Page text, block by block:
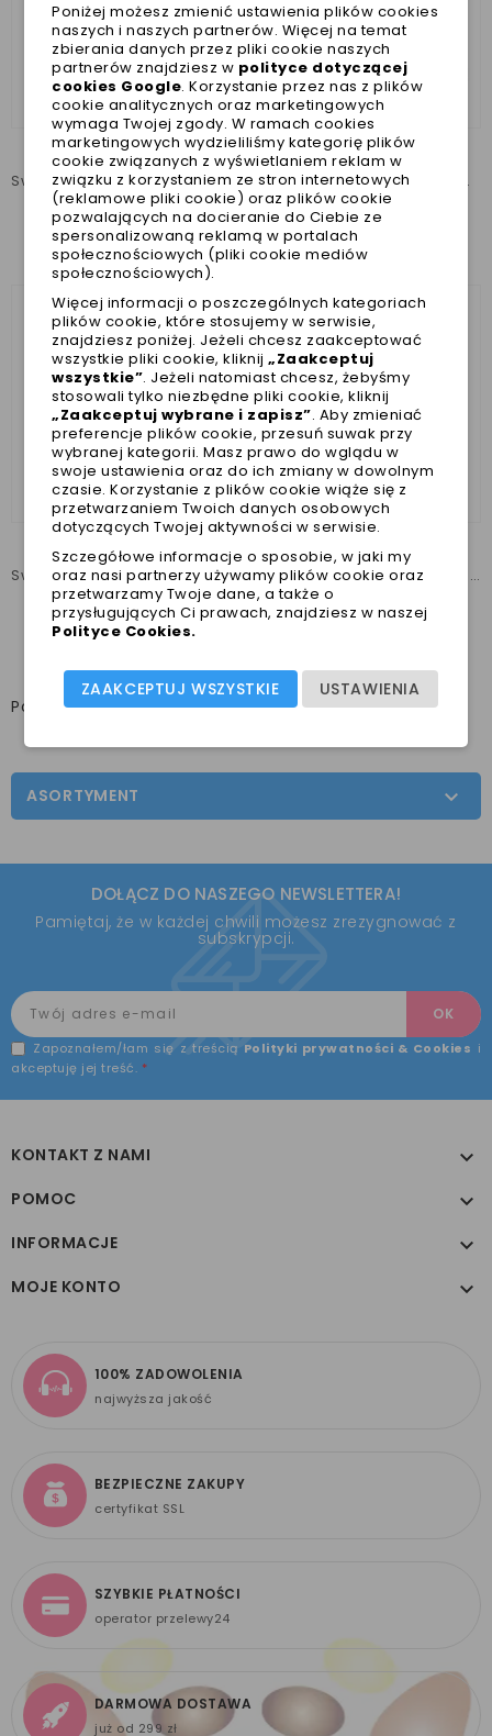
Sweterek dla psa JOHN r. M limitowana edycja Stellare
225,00 zł
Najniższa cena w ciągu
ostatnich 30 dni : 225,00 zł
Szelki dla psa z kokardką limitowana edycja Stellare
219,00 zł
Najniższa cena w ciągu
ostatnich 30 dni :
Sweter dla psa DIAMOND r.M kolekcja limitowana Stellare
199,00 zł
Najniższa cena w ciągu
Bluza dla psa BUTTERFLY r. M z limitowanej edycji Stellare
219,00 zł
Pokazano 1-8 z 8 pozycji
ASORTYMENT 
DOŁĄCZ DO NASZEGO NEWSLETTERA!
Pamiętaj, że w każdej chwili możesz zrezygnować z
subskrypcji.
Zapoznałem/łam się z treścią Polityki prywatności & Cookies i
akceptuję jej treść. *
KONTAKT Z NAMI 
POMOC 
INFORMACJE 
MOJE KONTO 
100% ZADOWOLENIA
najwyższa jakość
BEZPIECZNE ZAKUPY
certyfikat SSL
SZYBKIE PŁATNOŚCI
operator przelewy24
DARMOWA DOSTAWA
już od 299 zł
Poniżej możesz zmienić ustawienia plików cookies
naszych i naszych partnerów. Więcej na temat
zbierania danych przez pliki cookie naszych
partnerów znajdziesz w polityce dotyczącej
cookies Google. Korzystanie przez nas z plików
cookie analitycznych oraz marketingowych
wymaga Twojej zgody. W ramach cookies
marketingowych wydzieliliśmy kategorię plików
cookie związanych z wyświetlaniem reklam w
związku z korzystaniem ze stron internetowych
(reklamowe pliki cookie) oraz plików cookie
pozwalających na docieranie do Ciebie ze
spersonalizowaną reklamą w portalach
społecznościowych (pliki cookie mediów
społecznościowych).
Więcej informacji o poszczególnych kategoriach
plików cookie, które stosujemy w serwisie,
znajdziesz poniżej. Jeżeli chcesz zaakceptować
wszystkie pliki cookie, kliknij„Zaakceptuj
wszystkie”. Jeżeli natomiast chcesz, żebyśmy
stosowali tylko niezbędne pliki cookie, kliknij
„Zaakceptuj wybrane i zapisz”. Aby zmieniać
preferencje plików cookie, przesuń suwak przy
wybranej kategorii. Masz prawo do wglądu w
swoje ustawienia oraz do ich zmiany w dowolnym
czasie. Korzystanie z plików cookie wiąże się z
przetwarzaniem Twoich danych osobowych
dotyczących Twojej aktywności w serwisie.
Szczegółowe informacje o sposobie, w jaki my
oraz nasi partnerzy używamy plików cookie oraz
przetwarzamy Twoje dane, a także o
przysługujących Ci prawach, znajdziesz w naszej
Polityce Cookies.
USTAWIENIA
ZAAKCEPTUJ WSZYSTKIE